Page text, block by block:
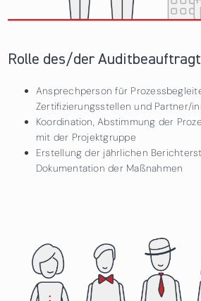
Rolle des/der
Ansprechperson für
Zertifizierungsstellen und Partner/
Koordination, Abstimmung der
mit der Projektgruppe
Erstellung der jährlichen
Dokumentation der Maßnahmen